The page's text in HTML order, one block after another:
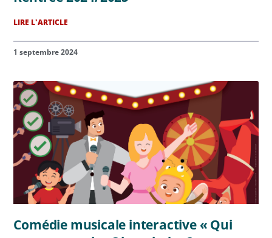
LIRE L'ARTICLE
1 septembre 2024
Comédie musicale interactive « Qui